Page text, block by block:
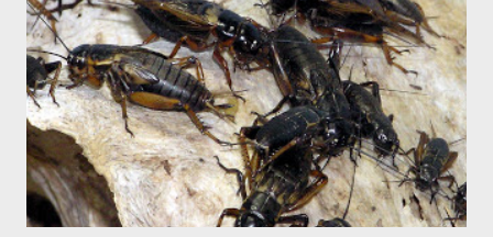
kosmetik dan obat-obatan. Menurut uji klinis dan penelitian yang
dilakukan oleh Asosiasi Peternak Jangkrik Indonesia (ASTRIK
2002), jangkrik mengandung berbagai zat yang berguna untuk
tubuh manusia. Ada senyawa sistein yang bermanfaat dalam
membantu pembentukan zat antioksidan alami, ada juga asam
amino, asam lemak ...